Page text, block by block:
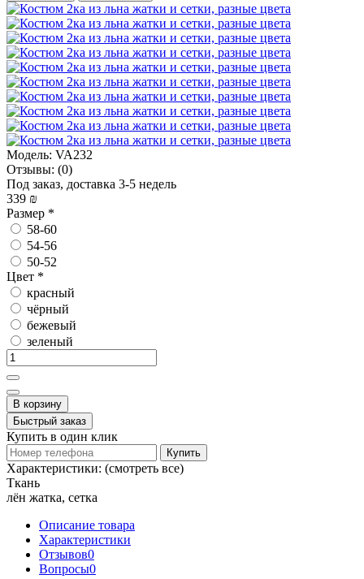
Модель: VA232
Отзывы: (0)
Под заказ, доставка 3-5 недель
339 ₪
Размер *
58-60
54-56
50-52
Цвет *
красный
чёрный
бежевый
зеленый
В корзину
Быстрый заказ
Купить в один клик
Купить
Характеристики: (смотреть все)
Ткань
лён жатка, сетка
Описание товара
Характеристики
Отзывов0
Вопросы0